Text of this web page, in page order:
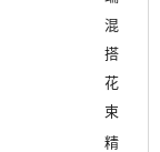
混
搭
花
束
精